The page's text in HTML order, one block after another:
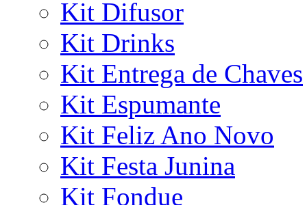
Kit Difusor
Kit Drinks
Kit Entrega de Chaves
Kit Espumante
Kit Feliz Ano Novo
Kit Festa Junina
Kit Fondue